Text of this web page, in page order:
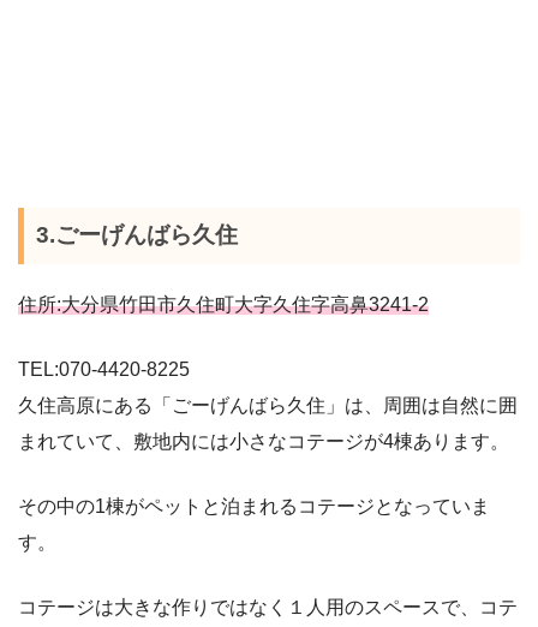
3.ごーげんばら久住
住所:大分県竹田市久住町大字久住字高鼻3241-2
TEL:070-4420-8225
久住高原にある「ごーげんばら久住」は、周囲は自然に囲
まれていて、敷地内には小さなコテージが4棟あります。
その中の1棟がペットと泊まれるコテージとなっていま
す。
コテージは大きな作りではなく１人用のスペースで、コテ